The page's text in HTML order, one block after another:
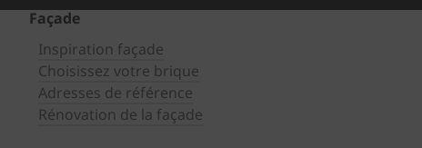
Façade
Inspiration façade
Choisissez votre brique
Adresses de référence
Rénovation de la façade